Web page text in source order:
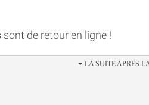
de retour en ligne !